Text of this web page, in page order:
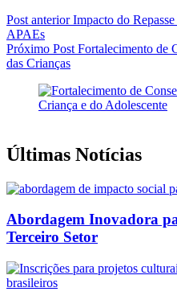
Post anteriorImpacto do
APAEs
Próximo Post Fortalecimento de
das Crianças
Últimas Notícias
Abordagem Inovadora
Terceiro Setor